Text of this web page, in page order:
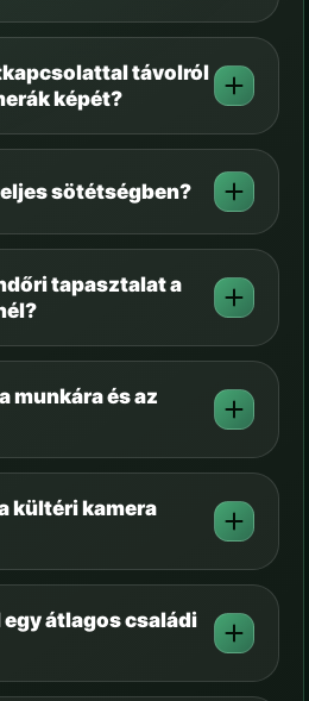
távolról
képét?
sötétségben?
tapasztalat a
munkára és az
kültéri kamera
egy átlagos családi